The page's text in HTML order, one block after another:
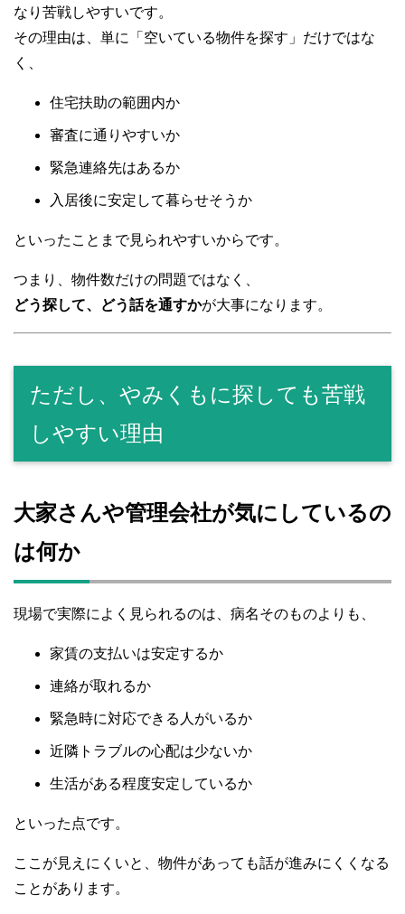
なり苦戦しやすいです。
その理由は、単に「空いている物件を探す」だけではな
く、
住宅扶助の範囲内か
審査に通りやすいか
緊急連絡先はあるか
入居後に安定して暮らせそうか
といったことまで見られやすいからです。
つまり、物件数だけの問題ではなく、
どう探して、どう話を通すかが大事になります。
ただし、やみくもに探しても苦戦
しやすい理由
大家さんや管理会社が気にしているの
は何か
現場で実際によく見られるのは、病名そのものよりも、
家賃の支払いは安定するか
連絡が取れるか
緊急時に対応できる人がいるか
近隣トラブルの心配は少ないか
生活がある程度安定しているか
といった点です。
ここが見えにくいと、物件があっても話が進みにくくなる
ことがあります。